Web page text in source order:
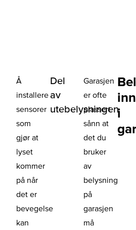
Å
installere
sensorer
som
gjør at
lyset
kommer
på når
det er
bevegelse
kan
Del
av
utebelysningen
Garasjen
er ofte
plassert
sånn at
det du
bruker
av
belysning
på
garasjen
må
i